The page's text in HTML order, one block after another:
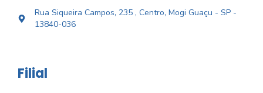
Rua Siqueira Campos, 235 , Centro, Mogi Guaçu - SP -
13840-036
Filial